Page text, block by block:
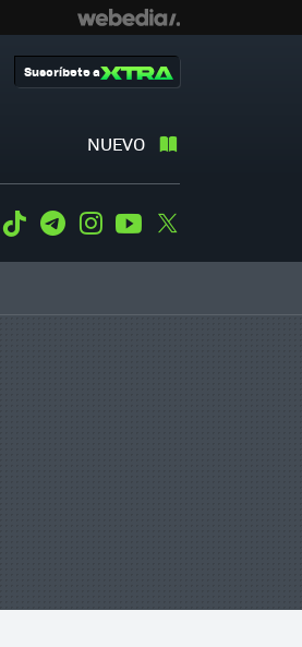
NUEVO
Suscríbete a
WhatsApp
Tiktok TelegramInstagramYoutube